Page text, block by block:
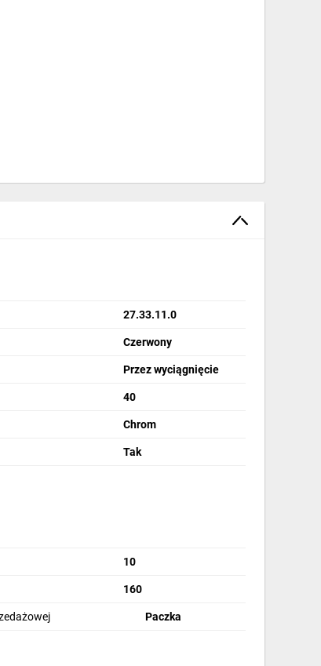
opisowe).
lub wstrząsem).
27.33.11.0
Czerwony
Przez wyciągnięcie
40
Chrom
Tak
10
160
Paczka